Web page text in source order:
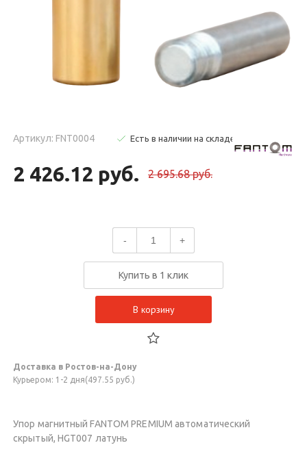
Артикул: FNT0004 Есть в наличии на складе
2 426.12 руб. 2 695.68 руб.
- +
Купить в 1 клик
В корзину
Доставка в Ростов-на-Дону
Курьером: 1-2 дня(497.55 руб.)
Упор магнитный FANTOM PREMIUM автоматический
скрытый, HGT007 латунь